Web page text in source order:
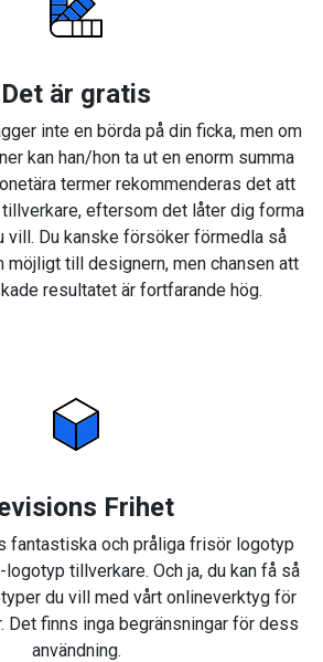
Det är gratis
inte en börda på din ficka, men om
kan han/hon ta ut en enorm summa
termer rekommenderas det att
eftersom det låter dig forma
vill. Du kanske försöker förmedla så
möjligt till designern, men chansen att
resultatet är fortfarande hög.
Frihet
fantastiska och pråliga frisör logotyp
tillverkare. Och ja, du kan få så
du vill med vårt onlineverktyg för
Det finns inga begränsningar för dess
användning.